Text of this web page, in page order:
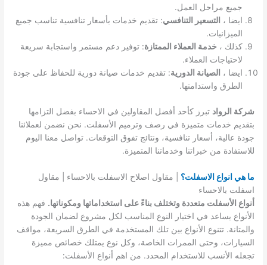
جميع مراحل العمل.
ايضا ، التسعير التنافسي: تقديم خدمات بأسعار تنافسية تناسب جميع
الميزانيات.
كذلك ، خدمة العملاء الممتازة: توفير دعم مستمر واستجابة سريعة
لاحتياجات العملاء.
ايضا ، الصيانة الدورية: تقديم خدمات صيانة دورية للحفاظ على جودة
الطرق واستدامتها.
شركة الرواد تبرز كأحد أفضل المقاولين في الاحساء بفضل التزامها
بتقديم خدمات متميزة في رصف وترميم الأسفلت. نحن نضمن لعملائنا
جودة عالية، أسعار تنافسية، ونتائج تفوق التوقعات. تواصل معنا اليوم
للاستفادة من خبراتنا وخدماتنا المتميزة.
ما هي انواع الاسفلت؟ | مقاول اصلاح الاسفلت بالاحساء | مقاول
اسفلت بالاحساء
أنواع الأسفلت متعددة وتختلف بناءً على استخداماتها ومكوناتها. فهم هذه
الأنواع يساعد في اختيار النوع المناسب لكل مشروع لضمان الجودة
والمتانة. تتنوع الأنواع بين تلك المستخدمة في الطرق السريعة، مواقف
السيارات، وحتى الممرات الخاصة، وكل نوع يمتلك خصائص مميزة
تجعله الأنسب للاستخدام المحدد. من اهم أنواع الأسفلت: